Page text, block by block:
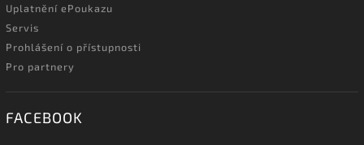
Uplatnění ePoukazu
Servis
Prohlášení o přístupnosti
Pro partnery
FACEBOOK